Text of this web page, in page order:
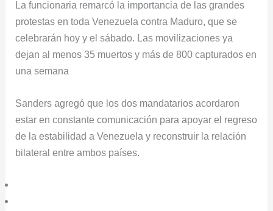
La funcionaria remarcó la importancia de las grandes
protestas en toda Venezuela contra Maduro, que se
celebrarán hoy y el sábado. Las movilizaciones ya
dejan al menos 35 muertos y más de 800 capturados en
una semana
Sanders agregó que los dos mandatarios acordaron
estar en constante comunicación para apoyar el regreso
de la estabilidad a Venezuela y reconstruir la relación
bilateral entre ambos países.